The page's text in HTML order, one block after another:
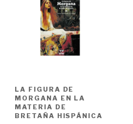
LA FIGURA DE
MORGANA EN LA
MATERIA DE
BRETAÑA HISPÁNICA